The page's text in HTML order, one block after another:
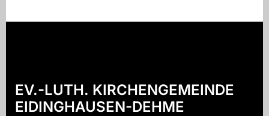
EV.-LUTH. KIRCHENGEMEINDE
EIDINGHAUSEN-DEHME